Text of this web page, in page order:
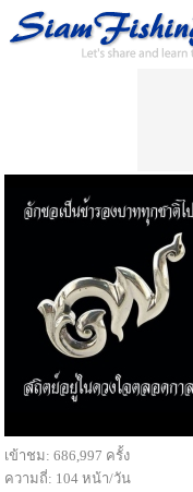
เข้าชม: 686,997 ครั้ง
ความถี่: 104 หน้า/วัน